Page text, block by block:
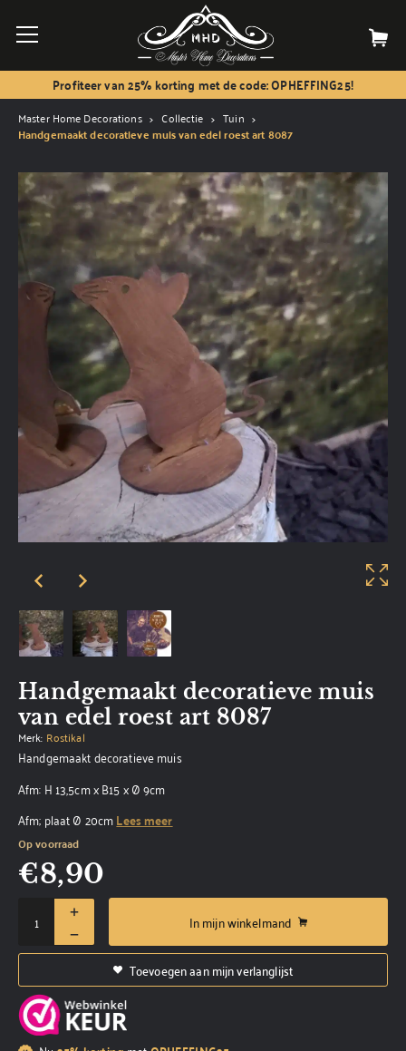
Profiteer van 25% korting met de code: OPHEFFING25!
Master Home Decorations Collectie Tuin
Handgemaakt decoratieve muis van edel roest art 8087
Handgemaakt decoratieve muis
van edel roest art 8087
Merk: Rostikal
Handgemaakt decoratieve muis
Afm: H 13,5cm x B15 x Ø 9cm
Afm; plaat Ø 20cmLees meer
Op voorraad
€8,90
In mijn winkelmand
Toevoegen aan mijn verlanglijst